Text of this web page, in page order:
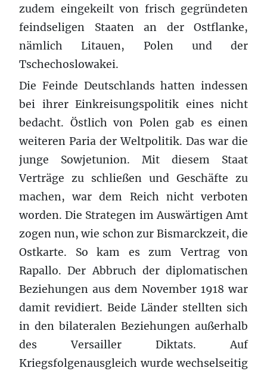
zudem eingekeilt von frisch gegründeten
feindseligen Staaten an der Ostflanke,
nämlich Litauen, Polen und der
Tschechoslowakei.
Die Feinde Deutschlands hatten indessen
bei ihrer Einkreisungspolitik eines nicht
bedacht. Östlich von Polen gab es einen
weiteren Paria der Weltpolitik. Das war die
junge Sowjetunion. Mit diesem Staat
Verträge zu schließen und Geschäfte zu
machen, war dem Reich nicht verboten
worden. Die Strategen im Auswärtigen Amt
zogen nun, wie schon zur Bismarckzeit, die
Ostkarte. So kam es zum Vertrag von
Rapallo. Der Abbruch der diplomatischen
Beziehungen aus dem November 1918 war
damit revidiert. Beide Länder stellten sich
in den bilateralen Beziehungen außerhalb
des Versailler Diktats. Auf
Kriegsfolgenausgleich wurde wechselseitig